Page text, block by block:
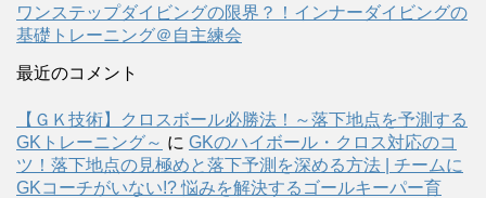
ワンステップダイビングの限界？！インナーダイビングの
基礎トレーニング＠自主練会
最近のコメント
【ＧＫ技術】クロスボール必勝法！～落下地点を予測する
GKトレーニング～ に GKのハイボール・クロス対応のコ
ツ！落下地点の見極めと落下予測を深める方法 | チームに
GKコーチがいない!? 悩みを解決するゴールキーパー育